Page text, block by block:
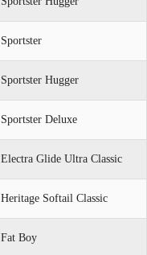
Sportster
Sportster Hugger
Sportster Deluxe
Electra Glide Ultra Classic
Heritage Softail Classic
Fat Boy